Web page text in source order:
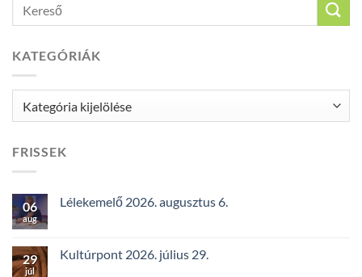
KATEGÓRIÁK
FRISSEK
06
aug
Lélekemelő 2026. augusztus 6.
29
júl
Kultúrpont 2026. július 29.